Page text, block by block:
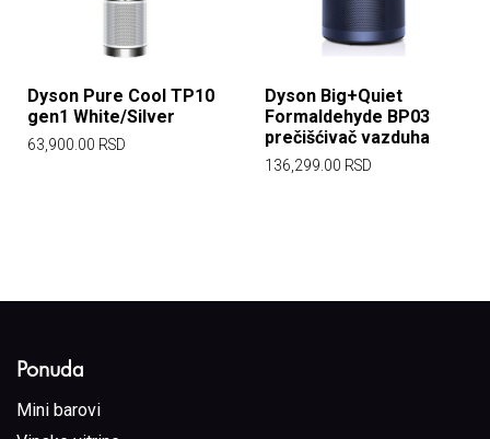
Dyson Pure Cool TP10
gen1 White/Silver
63,900.00 RSD
Dyson Big+Quiet
Formaldehyde BP03
prečišćivač vazduha
136,299.00 RSD
Ponuda
Mini barovi